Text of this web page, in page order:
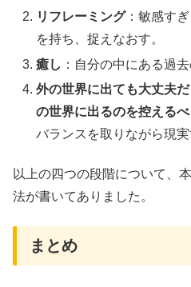
リフレーミング：敏感す
を持ち、捉えなおす。
癒し ：自分の中にある過
外の世界に出ても大丈夫
の世界に出るのを控える
バランスを取りながら現
以上の四つの段階について、
法が書いてありました。
まとめ